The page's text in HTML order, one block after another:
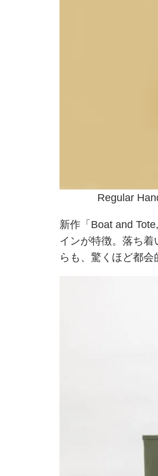
Regular
新作「Boat and
インが特徴。落ち
らも、驚くほど都会